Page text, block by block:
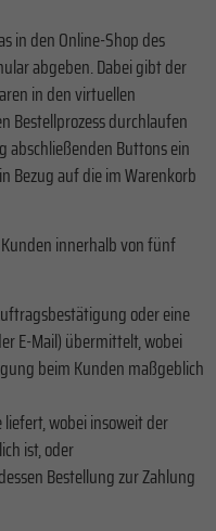
in den Online-Shop des
abgeben. Dabei gibt der
in den virtuellen
Bestellprozess durchlaufen
abschließenden Buttons ein
Bezug auf die im Warenkorb
innerhalb von fünf
oder eine
E-Mail) übermittelt, wobei
beim Kunden maßgeblich
wobei insoweit der
ist, oder
Bestellung zur Zahlung